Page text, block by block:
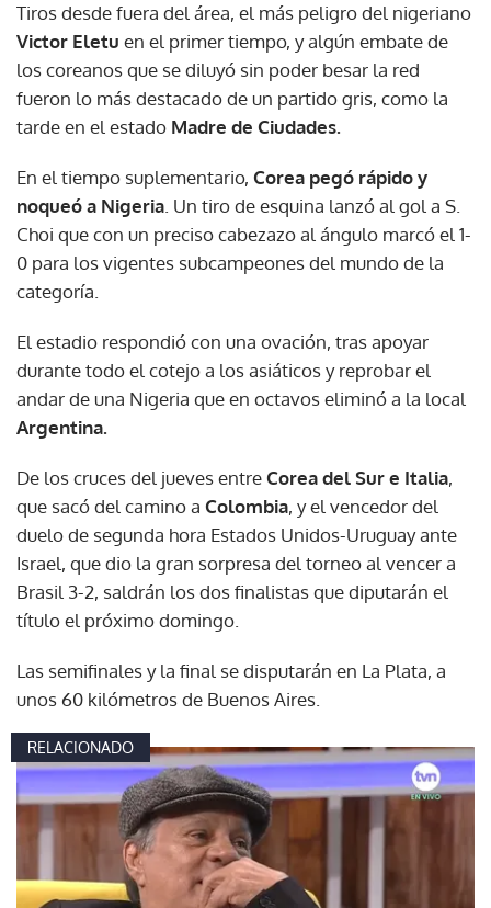
Tiros desde fuera del área, el más peligro del nigeriano
Victor Eletu en el primer tiempo, y algún embate de
los coreanos que se diluyó sin poder besar la red
fueron lo más destacado de un partido gris, como la
tarde en el estado Madre de Ciudades.
En el tiempo suplementario, Corea pegó rápido y
noqueó a Nigeria. Un tiro de esquina lanzó al gol a S.
Choi que con un preciso cabezazo al ángulo marcó el 1-
0 para los vigentes subcampeones del mundo de la
categoría.
El estadio respondió con una ovación, tras apoyar
durante todo el cotejo a los asiáticos y reprobar el
andar de una Nigeria que en octavos eliminó a la local
Argentina.
De los cruces del jueves entreCorea del Sur e Italia,
que sacó del camino a Colombia, y el vencedor del
duelo de segunda hora Estados Unidos-Uruguay ante
Israel, que dio la gran sorpresa del torneo al vencer a
Brasil 3-2, saldrán los dos finalistas que diputarán el
título el próximo domingo.
Las semifinales y la final se disputarán en La Plata, a
unos 60 kilómetros de Buenos Aires.
RELACIONADO